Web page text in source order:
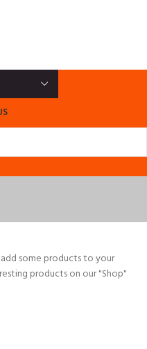
some products to your
products on our "Shop"